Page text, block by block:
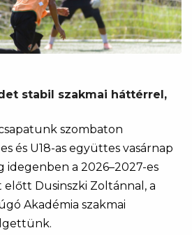
stabil szakmai háttérrel,
csapatunk szombaton
és U18-as együttes vasárnap
idegenben a 2026–2027-es
előtt Dusinszki Zoltánnal, a
Akadémia szakmai